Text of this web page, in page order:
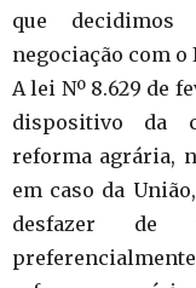
que decidimos
negociação com o
A lei Nº 8.629 de
dispositivo da
reforma agrária,
em caso da
desfazer de